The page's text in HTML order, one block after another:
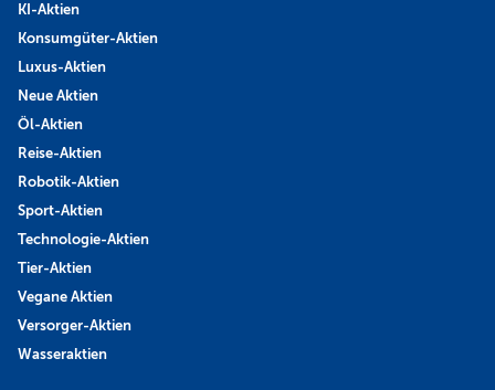
KI-Aktien
Konsumgüter-Aktien
Luxus-Aktien
Neue Aktien
Öl-Aktien
Reise-Aktien
Robotik-Aktien
Sport-Aktien
Technologie-Aktien
Tier-Aktien
Vegane Aktien
Versorger-Aktien
Wasseraktien